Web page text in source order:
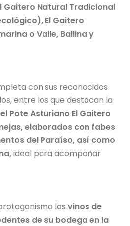
Gaitero Natural Tradicional
El Gaitero
o Valle, Ballina y
con sus reconocidos
entre los que destacan la
Pote Asturiano El Gaitero
elaborados con fabes
del Paraíso, así como
ideal para acompañar
los vinos de
de su bodega en la